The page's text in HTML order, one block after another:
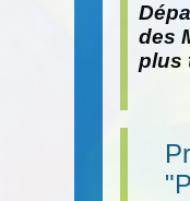
des
plus